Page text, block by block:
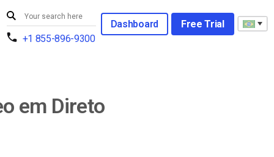
+1 855-896-9300
Dashboard Free Trial
em Direto